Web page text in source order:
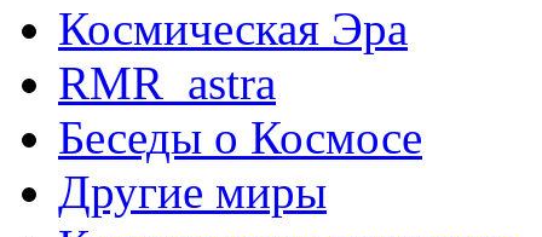
Космическая Эра
RMR_astra
Беседы о Космосе
Другие миры